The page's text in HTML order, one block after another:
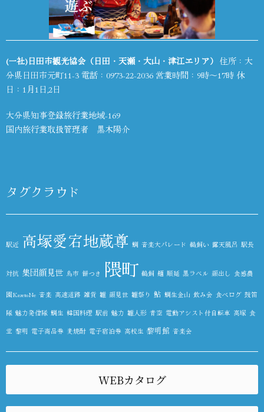
(一社)日田市観光協会（日田・天瀬・大山・津江エリア） 住所：大
分県日田市元町11-3 電話： 0973-22-2036 営業時間：9時～17時 休
日：1月1日,2日
大分県知事登録旅行業地域-169
国内旅行業取扱管理者 黒木陽介
タグクラウド
駅近 高塚愛宕地蔵尊 鯛 音楽大パレード 鵜飼い 露天風呂 駅長
対抗 集団顔見世 鳥市 餅つき 隈町 鵜飼 麺 順延 黒ラベル 顔出し 食感農
園KazetoNe 音楽 高速道路 雑貨 雛 顔見世 雛祭り 鮎 鯛生金山 飲み会 食べログ 鼓笛
隊 魅力発信隊 鯛生 韓国料理 駅前 魅力 雛人形 青空 電動アシスト付自転車 高塚 食
堂 黎明 電子商品券 麦焼酎 電子宿泊券 高校生 黎明館 音楽会
WEBカタログ